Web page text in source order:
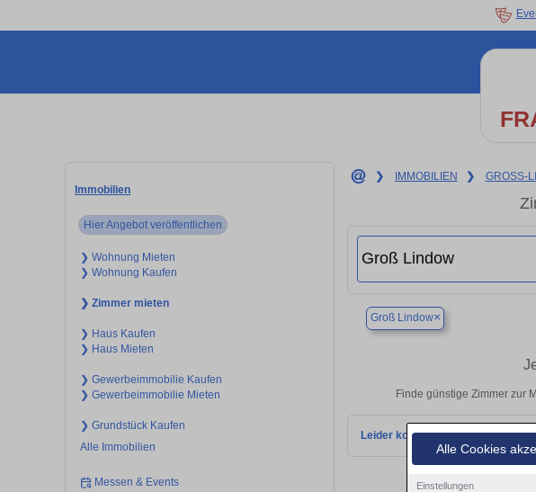
Alle Cookies
Einstellungen
Immobilien
Hier Angebot veröffentlichen
❯ Wohnung Mieten
❯ Wohnung Kaufen
❯ Zimmer mieten
❯ Haus Kaufen
❯ Haus Mieten
❯ Gewerbeimmobilie Kaufen
❯ Gewerbeimmobilie Mieten
❯ Grundstück Kaufen
Alle Immobilien
Messen & Events
❯ IMMOBILIEN ❯ GROSS-
Groß Lindow×
Finde günstige Zimmer zur
Leider konnten wir derzeit keine